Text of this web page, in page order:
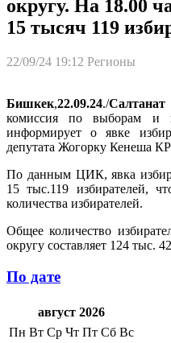
округу. На 18.00
15 тысяч 119
22/09/24 19:12 Регионы
Бишкек,22.09.24./Салтанат
комиссия по выборам и
информирует о явке
депутата Жогорку Кенеша
По данным ЦИК, явка
15 тыс.119 избирателей,
количества избирателей.
Общее количество
округу составляет 124 тыс.
По дате
август 2026
Пн Вт Ср Чт Пт Сб Вс